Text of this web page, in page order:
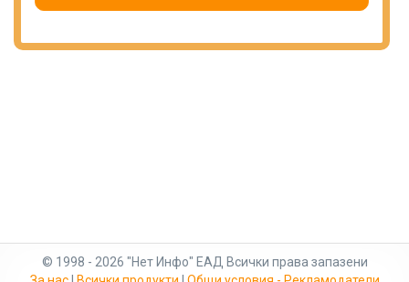
© 1998 - 2026 "Нет Инфо" ЕАД Всички права запазени